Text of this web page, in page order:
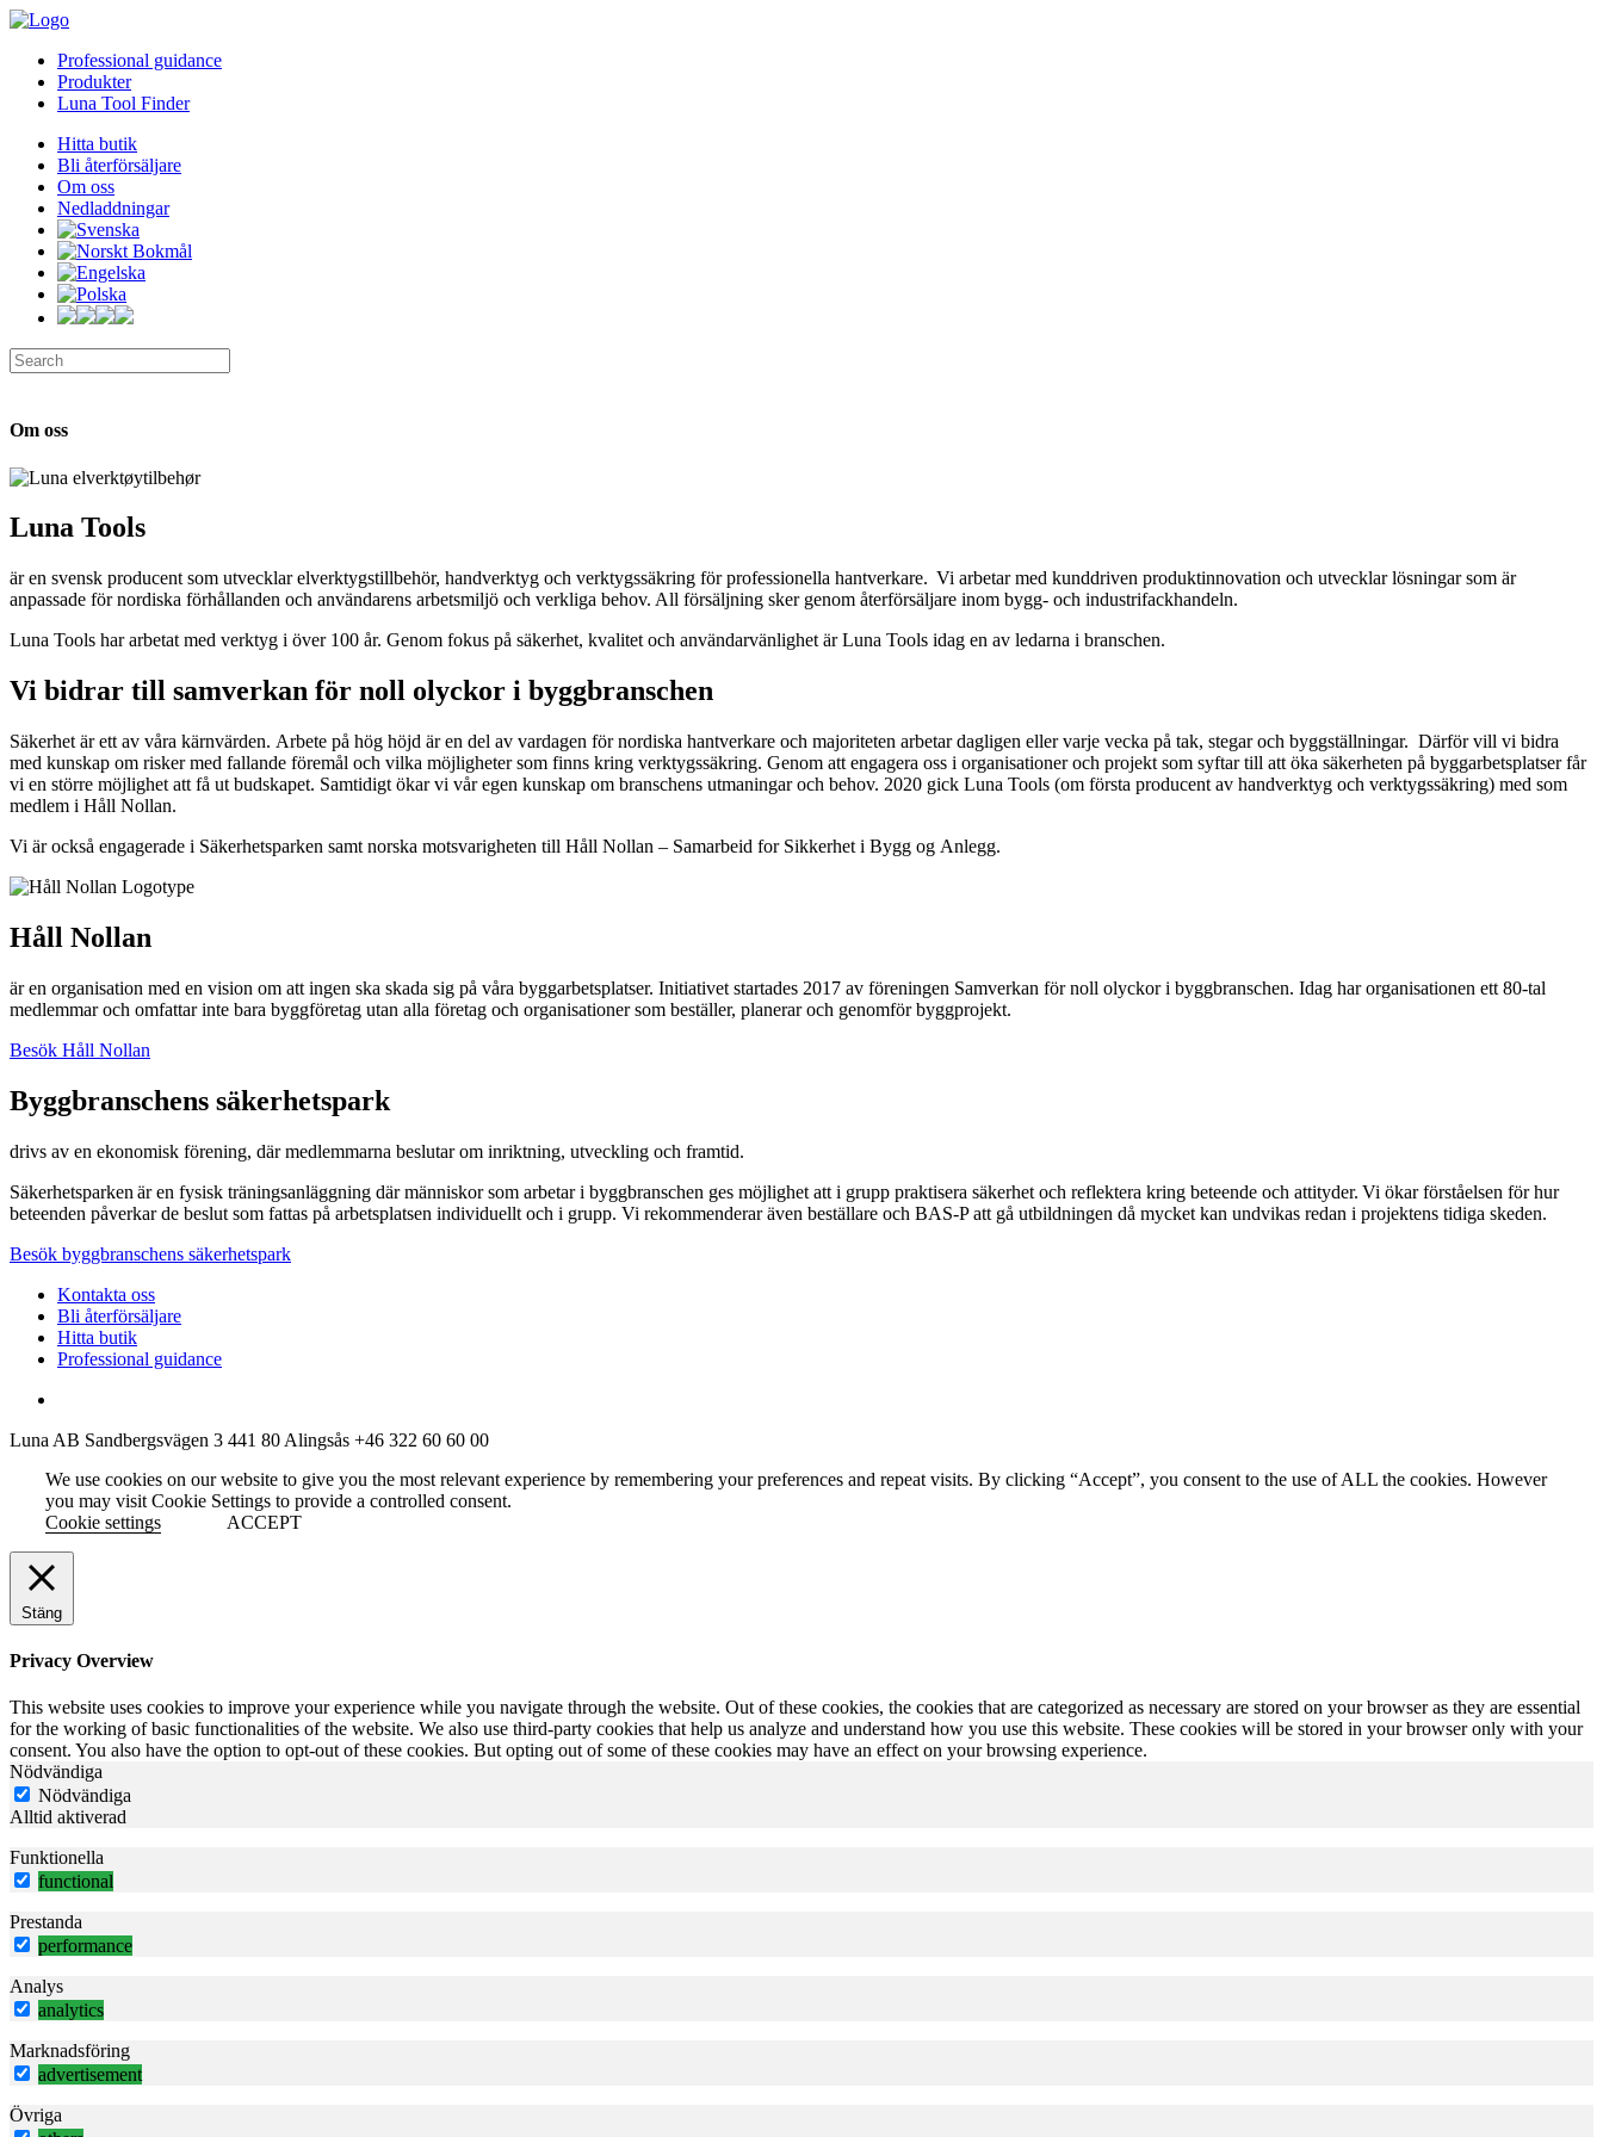
Professional guidance
Produkter
Luna Tool Finder
Hitta butik
Bli återförsäljare
Om oss
Nedladdningar
Om oss
Luna Tools
är en svensk producent som utvecklar elverktygstillbehör, handverktyg och verktygssäkring för professionella hantverkare. Vi arbetar med kunddriven produktinnovation och utvecklar lösningar som är
anpassade för nordiska förhållanden och användarens arbetsmiljö och verkliga behov. All försäljning sker genom återförsäljare inom bygg- och industrifackhandeln.
Luna Tools har arbetat med verktyg i över 100 år. Genom fokus på säkerhet, kvalitet och användarvänlighet är Luna Tools idag en av ledarna i branschen.
Vi bidrar till samverkan för noll olyckor i byggbranschen
Säkerhet är ett av våra kärnvärden. Arbete på hög höjd är en del av vardagen för nordiska hantverkare och majoriteten arbetar dagligen eller varje vecka på tak, stegar och byggställningar. Därförvill vi bidra
med kunskap om risker med fallande föremål och vilka möjligheter som finns kring verktygssäkring. Genom att engagera oss i organisationer och projekt som syftar till att öka säkerheten på byggarbetsplatser får
vi en större möjlighet att få ut budskapet. Samtidigt ökar vi vår egen kunskap om branschens utmaningar och behov. 2020 gick Luna Tools (om första producent av handverktyg och verktygssäkring) med som
medlem i Håll Nollan.
Vi är också engagerade i Säkerhetsparken samt norska motsvarigheten till Håll Nollan – Samarbeid for Sikkerhet i Bygg og Anlegg.
Håll Nollan
är en organisation med en vision om att ingen ska skada sig på våra byggarbetsplatser. Initiativet startades 2017 av föreningen Samverkan för noll olyckor i byggbranschen. Idag harorganisationen ett 80-tal
medlemmar och omfattar inte bara byggföretag utan alla företag och organisationer som beställer, planerar och genomför byggprojekt.
Besök Håll Nollan
Byggbranschens säkerhetspark
drivs av en ekonomisk förening, där medlemmarna beslutar om inriktning, utveckling och framtid.
Säkerhetsparken är en fysisk träningsanläggning där människor som arbetar i byggbranschen ges möjlighet att i grupp praktisera säkerhet och reflektera kring beteende och attityder. Vi ökar förståelsen för hur
beteenden påverkar de beslut som fattas på arbetsplatsen individuellt och i grupp. Vi rekommenderar även beställare och BAS-P att gå utbildningen då mycket kan undvikas redan i projektens tidiga skeden.
Besök byggbranschens säkerhetspark
Kontakta oss
Bli återförsäljare
Hitta butik
Professional guidance
Luna AB Sandbergsvägen 3 441 80 Alingsås +46 322 60 60 00
We use cookies on our website to give you the most relevant experience by remembering your preferences and repeat visits. By clicking “Accept”, you consent to the use of ALL the cookies. However
you may visit Cookie Settings to provide a controlled consent.
Cookie settings
ACCEPT
Stäng
Privacy Overview
This website uses cookies to improve your experience while you navigate through the website. Out of these cookies, the cookies that are categorized as necessary are stored on your browser as they are essential
for the working of basic functionalities of the website. We also use third-party cookies that help us analyze and understand how you use this website. These cookies will be stored in your browser only with your
consent. You also have the option to opt-out of these cookies. But opting out of some of these cookies may have an effect on your browsing experience.
Nödvändiga
Nödvändiga
Alltid aktiverad
Funktionella
functional
Prestanda
performance
Analys
analytics
Marknadsföring
advertisement
Övriga